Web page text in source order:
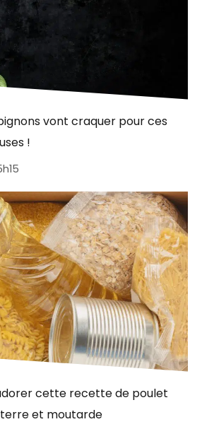
vont craquer pour ces
!
cette recette de poulet
et moutarde